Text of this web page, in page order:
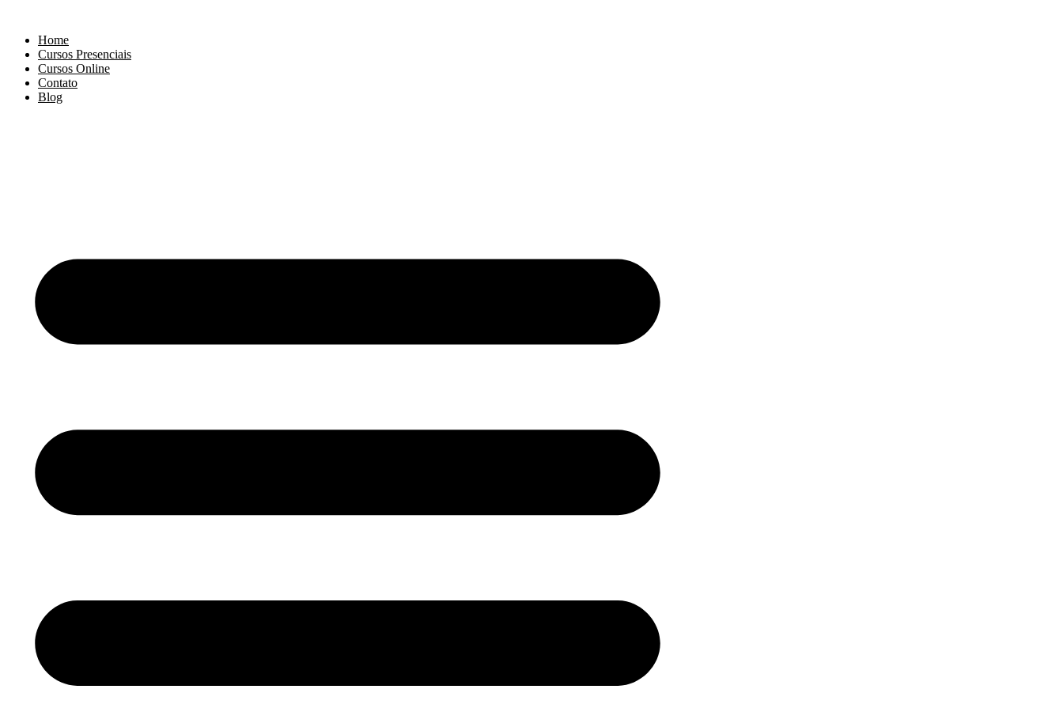
conteúdo
Home
Cursos Presenciais
Cursos Online
Contato
Blog